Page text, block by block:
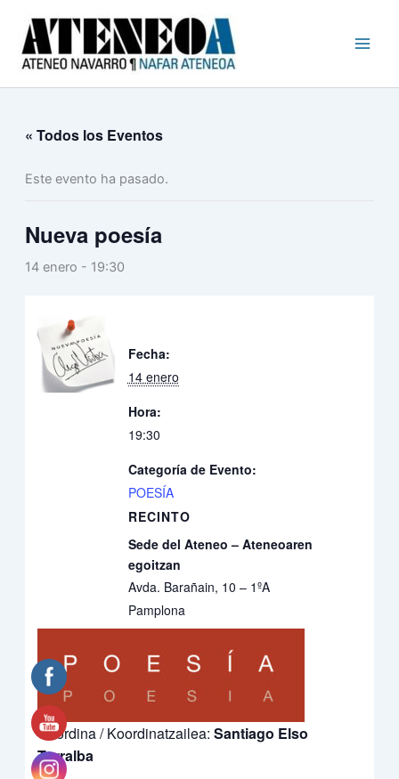
contenido
« Todos los Eventos
Este evento ha pasado.
Nueva poesía
14 enero - 19:30
Fecha:
14 enero
Hora:
19:30
Categoría de Evento:
POESÍA
RECINTO
Sede del Ateneo – Ateneoaren
egoitzan
Avda. Barañain, 10 – 1ºA
Pamplona
Coordina / Koordinatzailea:Santiago Elso
Torralba